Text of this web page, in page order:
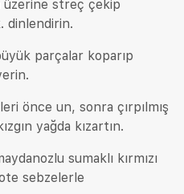
streç çekip
dinlendirin.
parçalar koparıp
önce un, sonra çırpılmış
yağda kızartın.
sumaklı kırmızı
sebzelerle